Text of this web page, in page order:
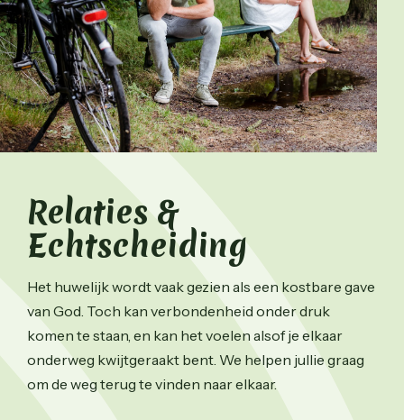
Relaties &
Echtscheiding
Het huwelijk wordt vaak gezien als een kostbare gave
van God. Toch kan verbondenheid onder druk
komen te staan, en kan het voelen alsof je elkaar
onderweg kwijtgeraakt bent. We helpen jullie graag
om de weg terug te vinden naar elkaar.